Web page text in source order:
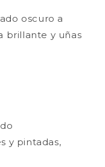
oscuro a
brillante y uñas
y pintadas,